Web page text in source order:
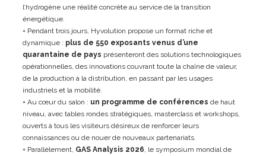
l’hydrogène une réalité concrète au service de la transition
énergétique.
+ Pendant trois jours, Hyvolution propose un format riche et
dynamique : plus de 550 exposants venus d’une
quarantaine de pays présenteront des solutions technologiques
opérationnelles, des innovations couvrant toute la chaîne de valeur,
de la production à la distribution, en passant par les usages
industriels et la mobilité.
+ Au cœur du salon : un programme de conférences de haut
niveau, avec tables rondes stratégiques, masterclass et workshops,
ouverts à tous les visiteurs désireux de renforcer leurs
connaissances ou de nouer de nouveaux partenariats.
+ Parallèlement, GAS Analysis 2026, le symposium mondial de